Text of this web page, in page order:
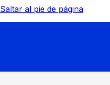
Saltar al pie de página